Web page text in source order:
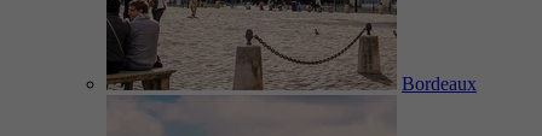
Bordeaux